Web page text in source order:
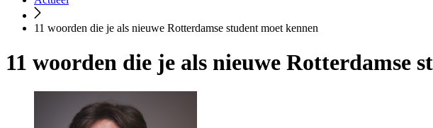
11 woorden die je als nieuwe Rotterdamse student moet kennen
11 woorden die je als nieuwe Rotterdamse